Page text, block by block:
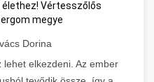
élethez! Vértesszőlős
megye
Dorina
lehet elkezdeni. Az ember